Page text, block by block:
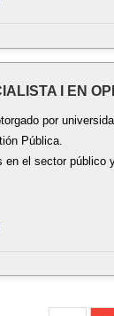
I EN
por
Pública.
el sector público